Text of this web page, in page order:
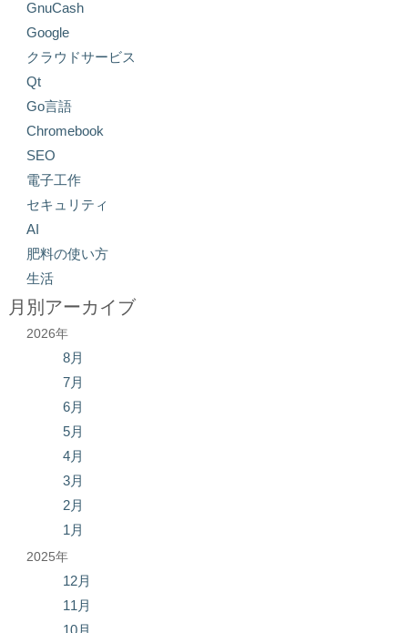
GnuCash
Google
クラウドサービス
Qt
Go言語
Chromebook
SEO
電子工作
セキュリティ
AI
肥料の使い方
生活
月別アーカイブ
2026年
8月
7月
6月
5月
4月
3月
2月
1月
2025年
12月
11月
10月